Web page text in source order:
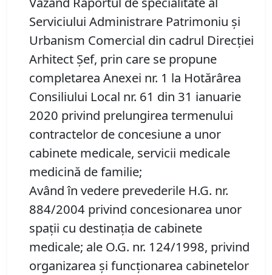
Serviciului Administrare Patrimoniu şi
Urbanism Comercial din cadrul Direcției
Arhitect Șef, prin care se propune
completarea Anexei nr. 1 la Hotărârea
Consiliului Local nr. 61 din 31 ianuarie
2020 privind prelungirea termenului
contractelor de concesiune a unor
cabinete medicale, servicii medicale
medicină de familie;
Având în vedere prevederile H.G. nr.
884/2004 privind concesionarea unor
spaţii cu destinaţia de cabinete
medicale; ale O.G. nr. 124/1998, privind
organizarea şi funcţionarea cabinetelor